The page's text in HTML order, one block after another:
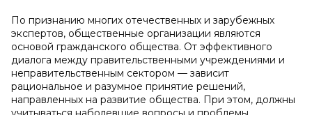
По признанию многих отечественных и зарубежных
экспертов, общественные организации являются
основой гражданского общества. От эффективного
диалога между правительственными учреждениями и
неправительственным сектором — зависит
рациональное и разумное принятие решений,
направленных на развитие общества. При этом, должны